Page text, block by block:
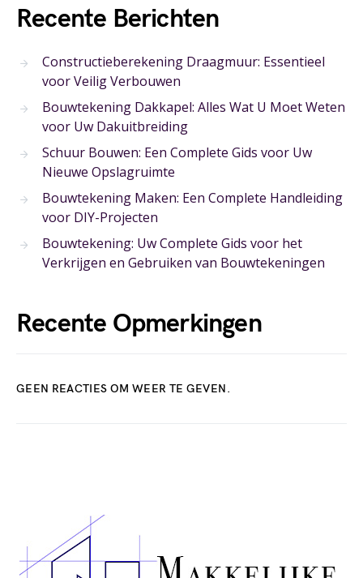
Recente Berichten
Constructieberekening Draagmuur: Essentieel
voor Veilig Verbouwen
Bouwtekening Dakkapel: Alles Wat U Moet Weten
voor Uw Dakuitbreiding
Schuur Bouwen: Een Complete Gids voor Uw
Nieuwe Opslagruimte
Bouwtekening Maken: Een Complete Handleiding
voor DIY-Projecten
Bouwtekening: Uw Complete Gids voor het
Verkrijgen en Gebruiken van Bouwtekeningen
Recente Opmerkingen
GEEN REACTIES OM WEER TE GEVEN.